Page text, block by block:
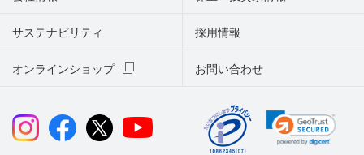
サステナビリティ
オンラインショップ お問い合わせ
採用情報